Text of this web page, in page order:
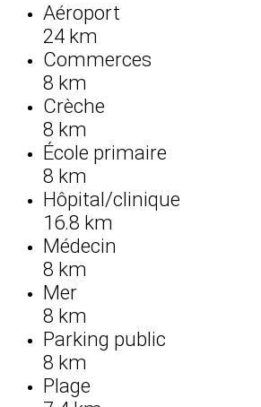
Aéroport
24 km
Commerces
8 km
Crèche
8 km
École primaire
8 km
Hôpital/clinique
16.8 km
Médecin
8 km
Mer
8 km
Parking public
8 km
Plage